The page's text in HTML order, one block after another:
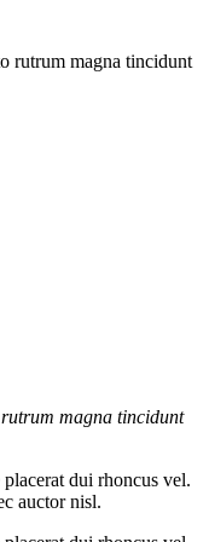
rutrum magna tincidunt
magna tincidunt
dui rhoncus vel.
auctor nisl.